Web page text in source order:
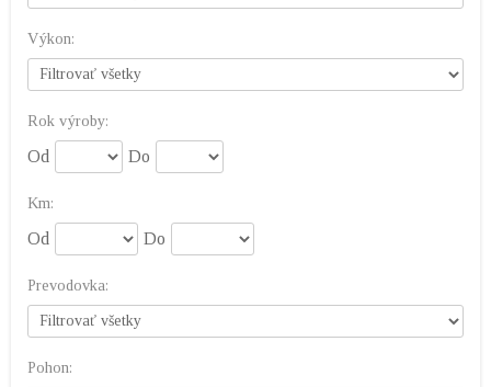
Výkon:
Rok výroby:
Od Do
Km:
Od Do
Prevodovka:
Pohon: